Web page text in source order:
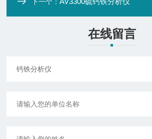
在线留言